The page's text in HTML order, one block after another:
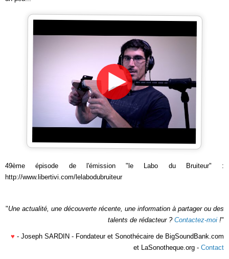
49ème épisode de l'émission "le Labo du Bruiteur" :
http://www.libertivi.com/lelabodubruiteur
"Une actualité, une découverte récente, une information à partager ou des
talents de rédacteur ? Contactez-moi !"
♥ - Joseph SARDIN - Fondateur et Sonothécaire de BigSoundBank.com
et LaSonotheque.org - Contact